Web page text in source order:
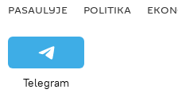
PASAULYJE POLITIKA
Telegram